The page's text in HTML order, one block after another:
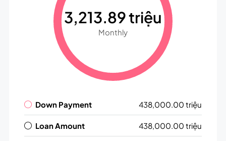
3,213.89 triệu
Monthly
Down Payment 438,000.00 triệu
Loan Amount 438,000.00 triệu